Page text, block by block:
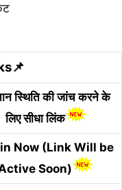
स्थिति की जांच करने के
लिए सीधा लिंक
Now (Link Will be
Soon)